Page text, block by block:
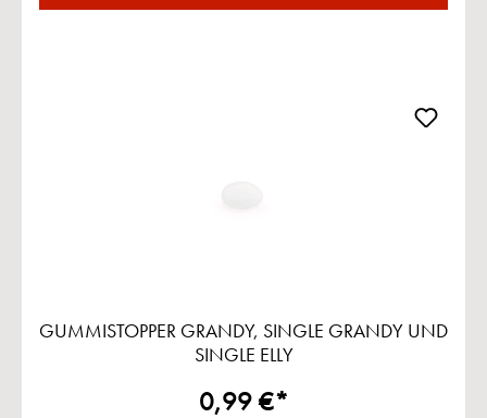
GUMMISTOPPER GRANDY, SINGLE GRANDY UND
SINGLE ELLY
0,99 €*